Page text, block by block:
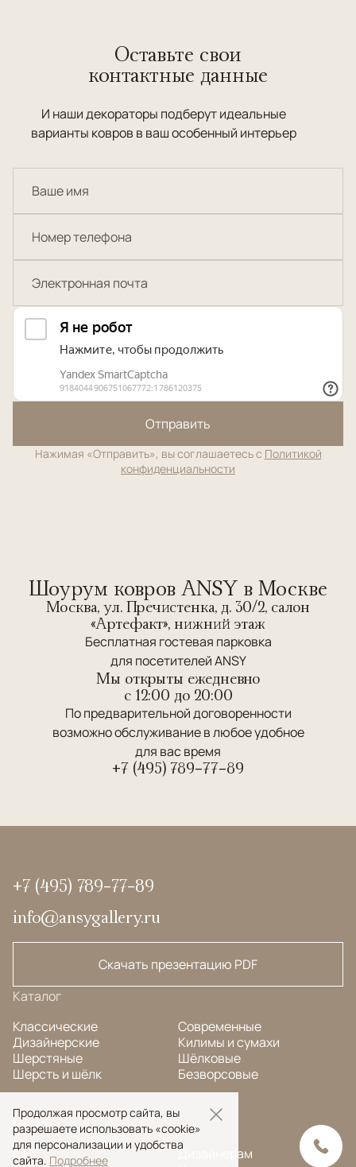
Оставьте свои
контактные данные
И наши декораторы подберут идеальные
варианты ковров в ваш особенный интерьер
Отправить
Нажимая «Отправить», вы соглашаетесь с Политикой
конфиденциальности
Шоурум ковров ANSY в Москве
Москва, ул. Пречистенка, д. 30/2, салон
«Артефакт», нижний этаж
Бесплатная гостевая парковка
для посетителей ANSY
Мы открыты ежедневно
c 12:00 до 20:00
По предварительной договоренности
возможно обслуживание в любое удобное
для вас время
+7 (495) 789-77-89
+7 (495) 789-77-89
info@ansygallery.ru
Скачать презентацию PDF
Каталог
Классические
Дизайнерские
Шерстяные
Шерсть и шёлк
Современные
Килимы и сумахи
Шёлковые
Безворсовые
Меню
FAQ
Дизайнерам
Продолжая просмотр сайта, вы
разрешаете использовать «cookie»
для персонализации и удобства
сайта. Подробнее